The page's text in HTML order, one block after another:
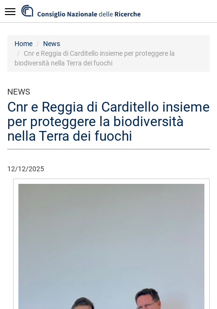
to
main
Navigazione
Home
News
Cnr e Reggia di Carditello insieme per proteggere la
biodiversità nella Terra dei fuochi
NEWS
Cnr e Reggia di Carditello insieme
per proteggere la biodiversità
nella Terra dei fuochi
12/12/2025